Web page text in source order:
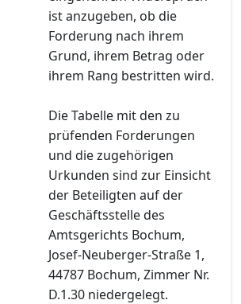
ist anzugeben, ob die
Forderung nach ihrem
Grund, ihrem Betrag oder
ihrem Rang bestritten wird.
Die Tabelle mit den zu
prüfenden Forderungen
und die zugehörigen
Urkunden sind zur Einsicht
der Beteiligten auf der
Geschäftsstelle des
Amtsgerichts Bochum,
Josef-Neuberger-Straße 1,
44787 Bochum, Zimmer Nr.
D.1.30 niedergelegt.